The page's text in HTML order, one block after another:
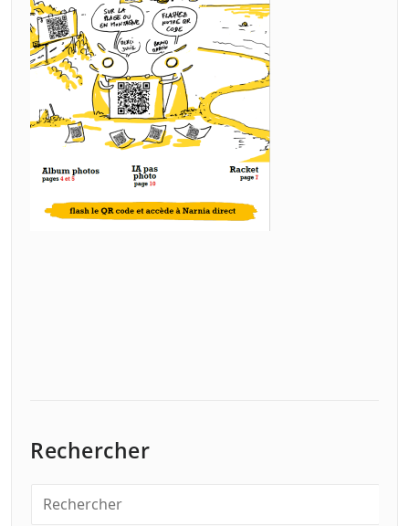
Rechercher